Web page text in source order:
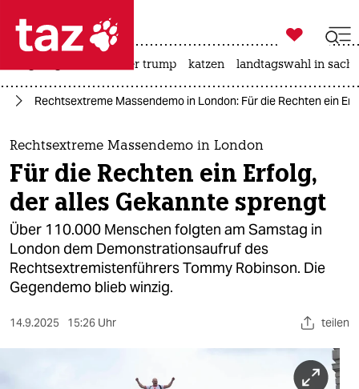
 taz zahl ich
taz zahl ich
themen
politik
öko
gesellschaft
kultur
sport

taz zahl ich
usa unter trump katzen landtagswahl in
Rechtsextreme Massendemo in London: Für die Rechten ein
Rechtsextreme Massendemo in London
Für die Rechten ein Erfolg,
der alles Gekannte sprengt
Über 110.000 Menschen folgten am Samstag in
London dem Demonstrationsaufruf des
Rechtsextremistenführers Tommy Robinson. Die
Gegendemo blieb winzig.
14.9.2025 15:26 Uhr teilen